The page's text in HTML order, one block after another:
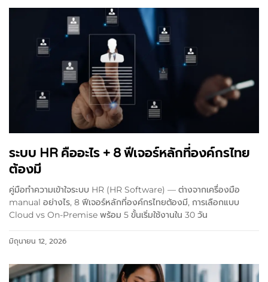
ระบบ HR คืออะไร + 8 ฟีเจอร์หลักที่องค์กรไทย
ต้องมี
คู่มือทำความเข้าใจระบบ HR (HR Software) — ต่างจากเครื่องมือ
manual อย่างไร, 8 ฟีเจอร์หลักที่องค์กรไทยต้องมี, การเลือกแบบ
Cloud vs On-Premise พร้อม 5 ขั้นเริ่มใช้งานใน 30 วัน
มิถุนายน 12, 2026